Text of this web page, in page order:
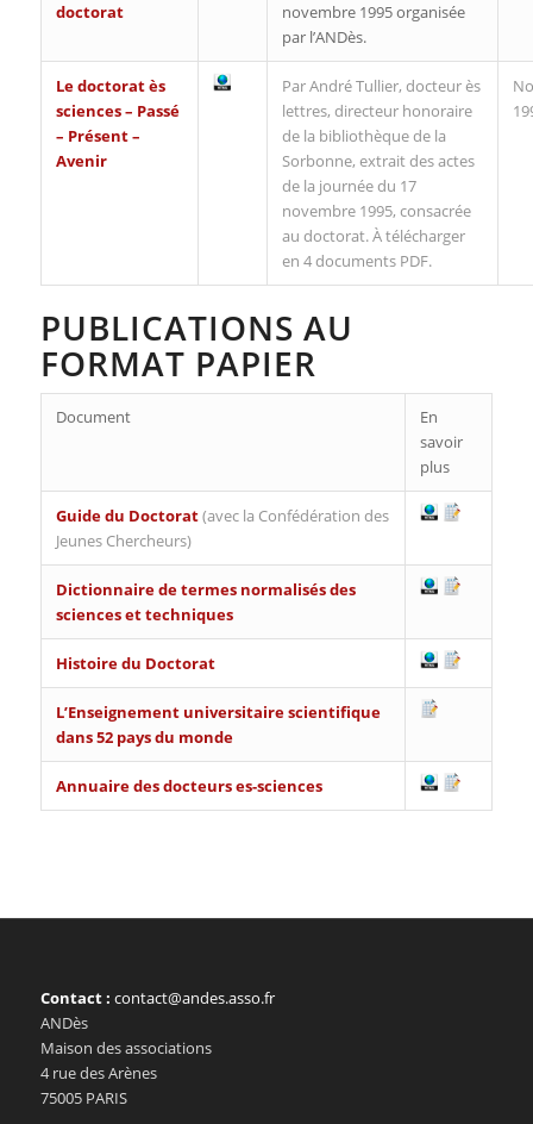
doctorat
novembre 1995 organisée
par l’ANDès.
Le doctorat ès
sciences – Passé
– Présent –
Avenir
Par André Tullier, docteur ès
lettres, directeur honoraire
de la bibliothèque de la
Sorbonne, extrait des actes
de la journée du 17
novembre 1995, consacrée
au doctorat. À télécharger
en 4 documents PDF.
PUBLICATIONS AU
FORMAT PAPIER
Document
En
savoir
plus
Guide du Doctorat(avec la Confédération des
Jeunes Chercheurs)
Dictionnaire de termes normalisés des
sciences et techniques
Histoire du Doctorat
L’Enseignement universitaire scientifique
dans 52 pays du monde
Annuaire des docteurs es-sciences
Contact : contact@andes.asso.fr
ANDès
Maison des associations
4 rue des Arènes
75005 PARIS